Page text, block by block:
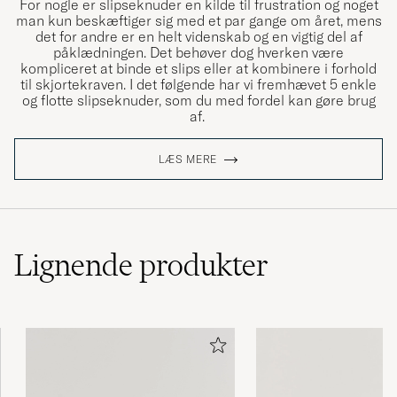
Väldigt läckra och tillverkade av kvalitativt
material. Värda pengarna!
OLIVER Å KØBTE PÅ CAREOFCARL.SE
Snygg slips. Såg ut som jag förväntade mig
men framförallt Care of Carl!
KØBTE PÅ CAREOFCARL.SE
For nogle er slipseknuder en kilde til frustration og noget
man kun beskæftiger sig med et par gange om året, mens
det for andre er en helt videnskab og en vigtig del af
påklædningen. Det behøver dog hverken være
kompliceret at binde et slips eller at kombinere i forhold
til skjortekraven. I det følgende har vi fremhævet 5 enkle
og flotte slipseknuder, som du med fordel kan gøre brug
af.
LÆS MERE
Lignendeprodukter